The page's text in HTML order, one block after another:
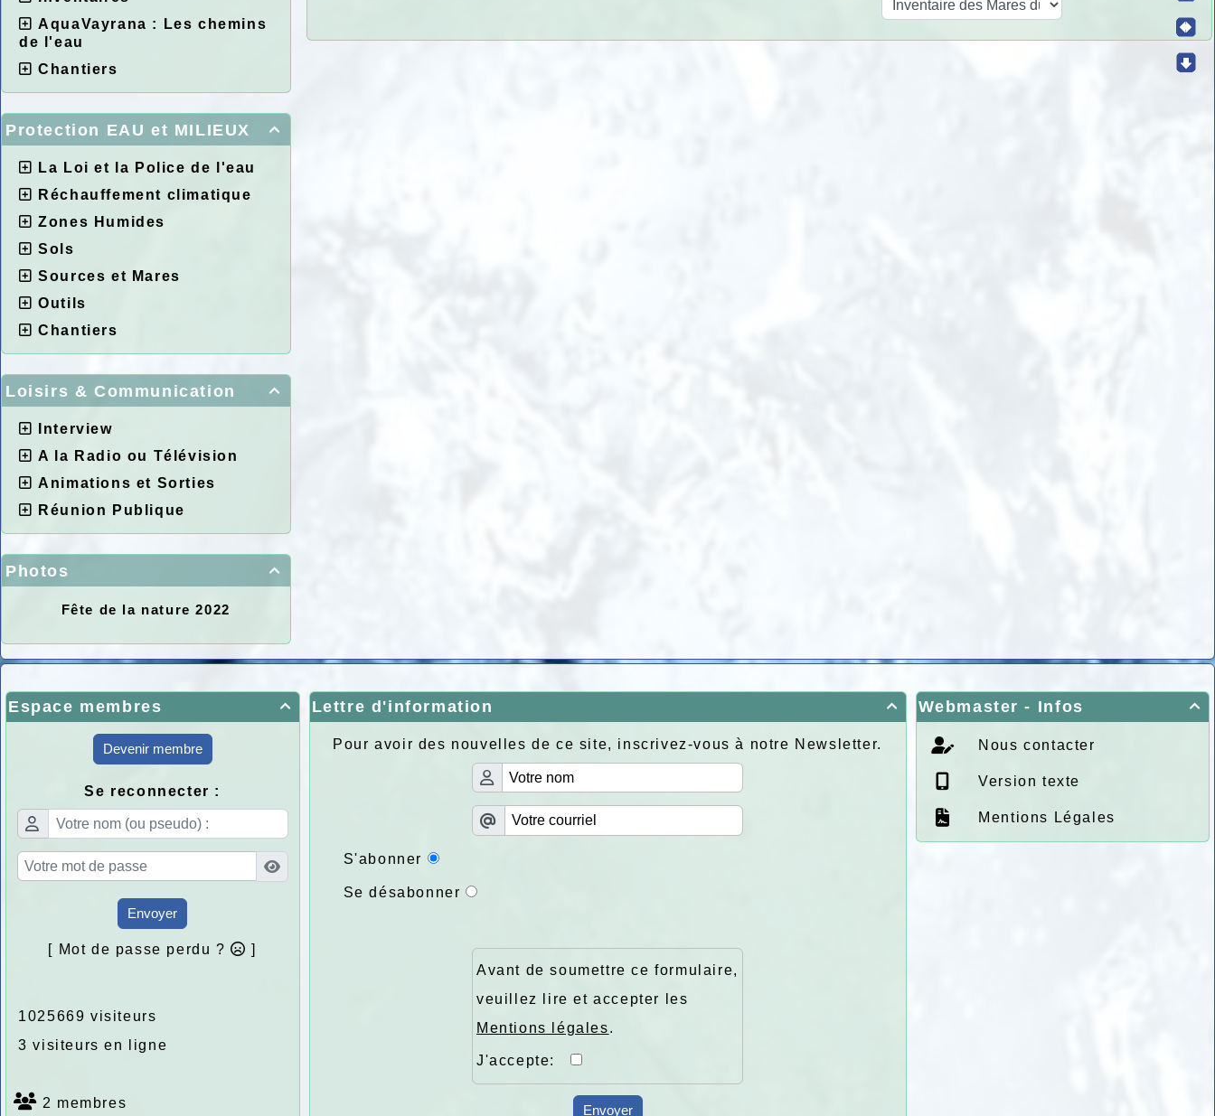
AquaVayrana : Les chemins
de l'eau
Chantiers

Protection EAU et MILIEUX
La Loi et la Police de l'eau
Réchauffement climatique
Zones Humides
Sols
Sources et Mares
Outils
Chantiers

Loisirs & Communication
Interview
A la Radio ou Télévision
Animations et Sorties
Réunion Publique

Photos
Fête de la nature 2022

Espace membres
Devenir membre
Se reconnecter :
Envoyer
[ Mot de passe perdu ? ]
1025669 visiteurs
3 visiteurs en ligne
2 membres

Lettre d'information
Pour avoir des nouvelles de ce site, inscrivez-vous à notre Newsletter.
S'abonner
Se désabonner
Avant de soumettre ce formulaire,
veuillez lire et accepter les
Mentions légales.
J'accepte:
Envoyer

Webmaster - Infos
Nous contacter
Version texte
Mentions Légales